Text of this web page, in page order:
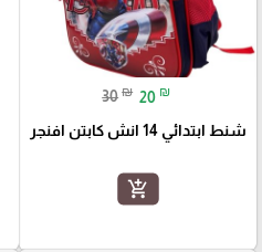
30 ₪ 20 ₪
شنط ابتدائي 14 انش كابتن افنجر
add_shopping_cart